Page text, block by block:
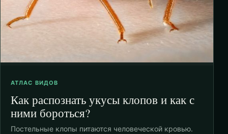
АТЛАС ВИДОВ
Как распознать укусы клопов и как с
ними бороться?
Постельные клопы питаются человеческой кровью.